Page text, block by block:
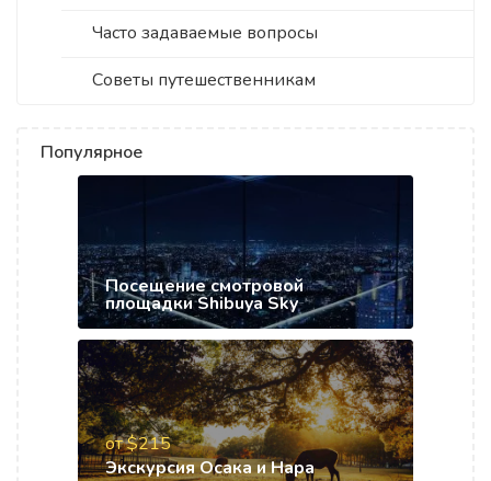
Часто задаваемые вопросы
Советы путешественникам
Популярное
Посещение смотровой
площадки Shibuya Sky
от $215
Экскурсия Осака и Нара